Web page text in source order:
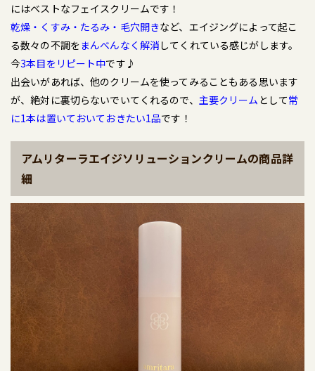
にはベストなフェイスクリームです！
乾燥・くすみ・たるみ・毛穴開きなど、エイジングによって起こ
る数々の不調をまんべんなく解消 してくれている感じがします。
今3本目をリピート中です♪
出会いがあれば、他のクリームを使ってみることもある思います
が、絶対に裏切らないでいてくれるので、 主要クリーム として常
に1本は置いておいておきたい1品です！
アムリターラエイジソリューションクリームの商品詳
細